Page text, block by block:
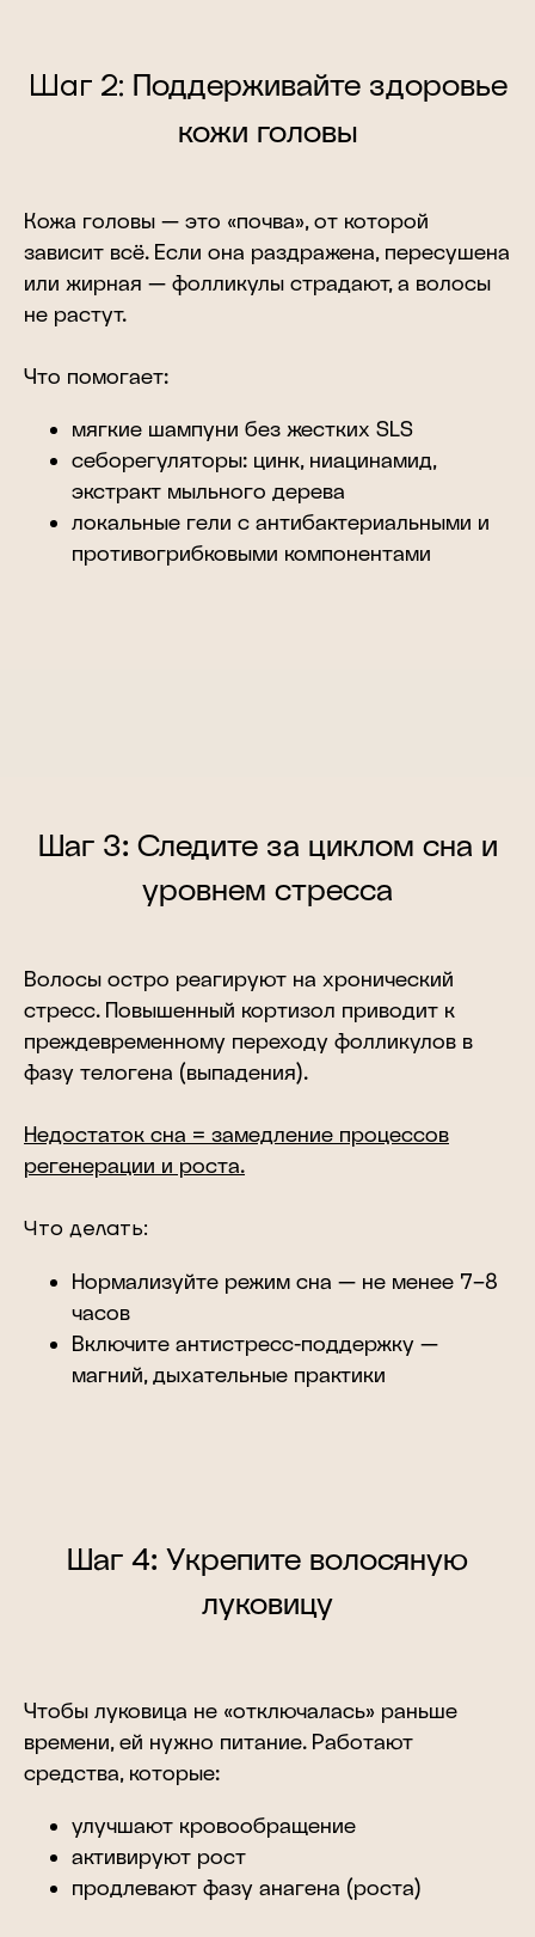
Шаг 2: Поддерживайте здоровье
кожи головы
Кожа головы — это «почва», от которой
зависит всё. Если она раздражена, пересушена
или жирная — фолликулы страдают, а волосы
не растут.
Что помогает:
мягкие шампуни без жестких SLS
себорегуляторы: цинк, ниацинамид,
экстракт мыльного дерева
локальные гели с антибактериальными и
противогрибковыми компонентами
Шаг 3: Следите за циклом сна и
уровнем стресса
Волосы остро реагируют на хронический
стресс. Повышенный кортизол приводит к
преждевременному переходу фолликулов в
фазу телогена (выпадения).
Недостаток сна = замедление процессов
регенерации и роста.
Что делать:
Нормализуйте режим сна — не менее 7–8
часов
Включите антистресс-поддержку —
магний, дыхательные практики
Шаг 4: Укрепите волосяную
луковицу
Чтобы луковица не «отключалась» раньше
времени, ей нужно питание. Работают
средства, которые:
улучшают кровообращение
активируют рост
продлевают фазу анагена (роста)